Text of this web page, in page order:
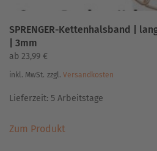
SPRENGER-Kettenhalsband |
| 3mm
ab 23,99 €
inkl. MwSt. zzgl. Versandkosten
Lieferzeit: 5 Arbeitstage
Zum ProduktProdukt